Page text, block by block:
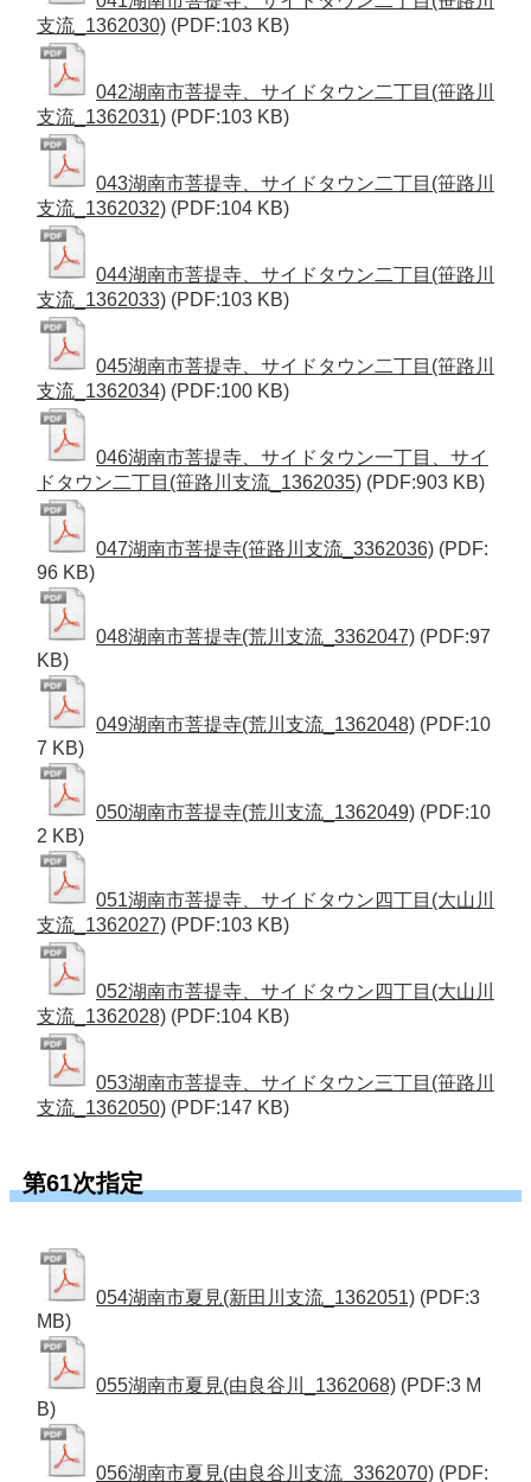
支流_1362030) (PDF:103 KB)
042湖南市菩提寺、サイドタウン二丁目(笹路川
支流_1362031) (PDF:103 KB)
043湖南市菩提寺、サイドタウン二丁目(笹路川
支流_1362032) (PDF:104 KB)
044湖南市菩提寺、サイドタウン二丁目(笹路川
支流_1362033) (PDF:103 KB)
045湖南市菩提寺、サイドタウン二丁目(笹路川
支流_1362034) (PDF:100 KB)
046湖南市菩提寺、サイドタウン一丁目、サイ
ドタウン二丁目(笹路川支流_1362035) (PDF:903 KB)
047湖南市菩提寺(笹路川支流_3362036) (PDF:
96 KB)
048湖南市菩提寺(荒川支流_3362047) (PDF:97
KB)
049湖南市菩提寺(荒川支流_1362048) (PDF:10
7 KB)
050湖南市菩提寺(荒川支流_1362049) (PDF:10
2 KB)
051湖南市菩提寺、サイドタウン四丁目(大山川
支流_1362027) (PDF:103 KB)
052湖南市菩提寺、サイドタウン四丁目(大山川
支流_1362028) (PDF:104 KB)
053湖南市菩提寺、サイドタウン三丁目(笹路川
支流_1362050) (PDF:147 KB)
第61次指定
054湖南市夏見(新田川支流_1362051) (PDF:3
MB)
055湖南市夏見(由良谷川_1362068) (PDF:3 M
B)
056湖南市夏見(由良谷川支流_3362070) (PDF: